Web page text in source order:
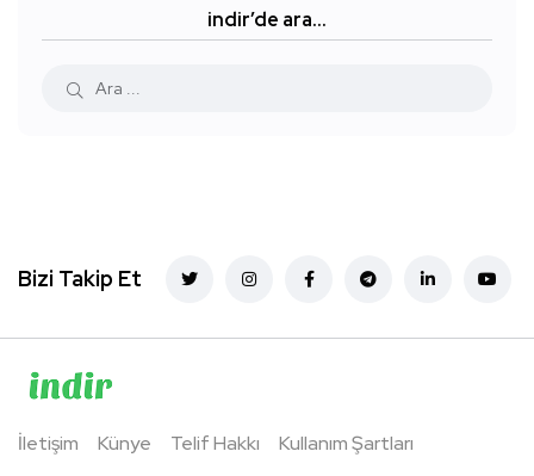
indir’de ara…
Bizi Takip Et
İletişim Künye Telif Hakkı
Kullanım Şartları